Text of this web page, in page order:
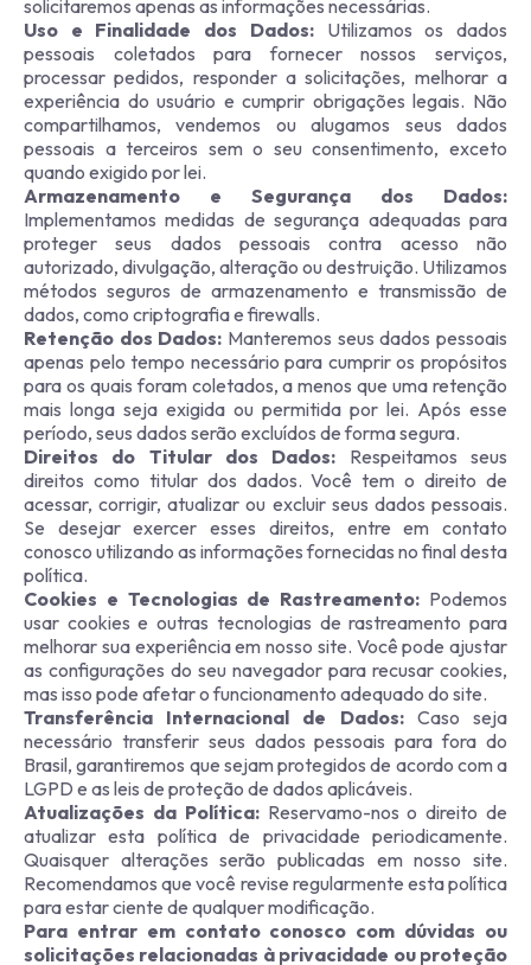
solicitaremos apenas as informações necessárias.
Uso e Finalidade dos Dados:Utilizamos os dados
pessoais coletados para fornecer nossos serviços,
processar pedidos, responder a solicitações, melhorar a
experiência do usuário e cumprir obrigações legais. Não
compartilhamos, vendemos ou alugamos seus dados
pessoais a terceiros sem o seu consentimento, exceto
quando exigido por lei.
Armazenamento e Segurança dos Dados:
Implementamos medidas de segurança adequadas para
proteger seus dados pessoais contra acesso não
autorizado, divulgação, alteração ou destruição. Utilizamos
métodos seguros de armazenamento e transmissão de
dados, como criptografia e firewalls.
Retenção dos Dados: Manteremos seus dados pessoais
apenas pelo tempo necessário para cumprir os propósitos
para os quais foram coletados, a menos que uma retenção
mais longa seja exigida ou permitida por lei. Após esse
período, seus dados serão excluídos de forma segura.
Direitos do Titular dos Dados: Respeitamos seus
direitos como titular dos dados. Você tem o direito de
acessar, corrigir, atualizar ou excluir seus dados pessoais.
Se desejar exercer esses direitos, entre em contato
conosco utilizando as informações fornecidas no final desta
política.
Cookies e Tecnologias de Rastreamento: Podemos
usar cookies e outras tecnologias de rastreamento para
melhorar sua experiência em nosso site. Você pode ajustar
as configurações do seu navegador para recusar cookies,
mas isso pode afetar o funcionamento adequado do site.
Transferência Internacional de Dados:Caso seja
necessário transferir seus dados pessoais para fora do
Brasil, garantiremos que sejam protegidos de acordo com a
LGPD e as leis de proteção de dados aplicáveis.
Atualizações da Política:Reservamo-nos o direito de
atualizar esta política de privacidade periodicamente.
Quaisquer alterações serão publicadas em nosso site.
Recomendamos que você revise regularmente esta política
para estar ciente de qualquer modificação.
Para entrar em contato conosco com dúvidas ou
solicitações relacionadas à privacidade ou proteção